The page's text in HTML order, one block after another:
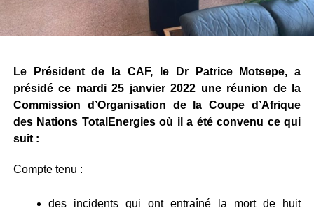
Le Président de la CAF, le Dr Patrice Motsepe, a
présidé ce mardi 25 janvier 2022 une réunion de la
Commission d’Organisation de la Coupe d’Afrique
des Nations TotalEnergies où il a été convenu ce qui
suit :
Compte tenu :
des incidents qui ont entraîné la mort de huit